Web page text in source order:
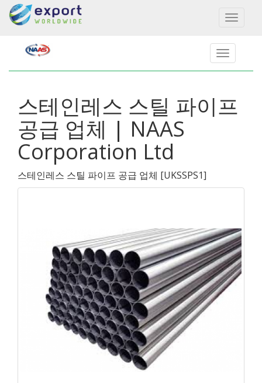
Toggle
스테인레스 스틸 파이프
공급 업체 | NAAS
Corporation Ltd
스테인레스 스틸 파이프 공급 업체 [UKSSPS1]